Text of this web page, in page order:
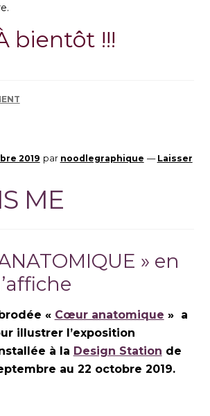
bientôt !!!
2019 par noodlegraphique — Laisser
ME
» en
« Cœur anatomique » a
illustrer l’exposition
à la Design Station de
au 22 octobre 2019.